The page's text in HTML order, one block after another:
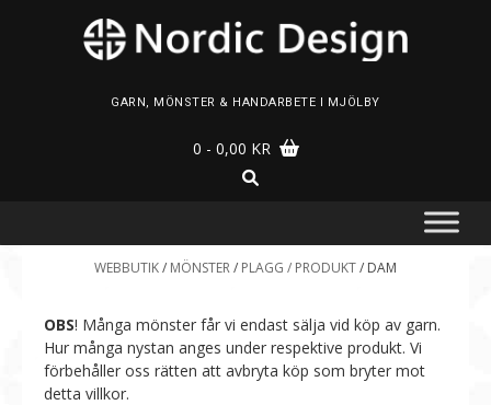
GARN, MÖNSTER & HANDARBETE I MJÖLBY
0 - 0,00 KR
WEBBUTIK/ MÖNSTER/ PLAGG / PRODUKT/ DAM
OBS! Många mönster får vi endast sälja vid köp av garn.
Hur många nystan anges under respektive produkt. Vi
förbehåller oss rätten att avbryta köp som bryter mot
detta villkor.